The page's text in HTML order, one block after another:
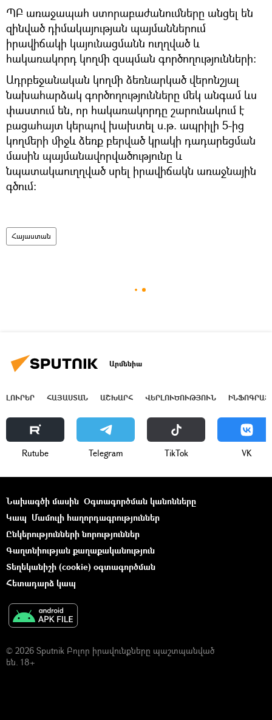
ՊԲ առաջապահ ստորաբաժանումները անցել են
զինված դիմակայության պայմաններում
իրավիճակի կայունացմանն ուղղված և
հակառակորդ կողմի զսպման գործողությունների:
Ադրբեջանական կողմի ձեռնարկած վերոնշյալ
նախահարձակ գործողությունները մեկ անգամ ևս
փաստում են, որ հակառակորդը շարունակում է
բացահայտ կերպով խախտել ս.թ. ապրիլի 5-ից
կողմերի միջև ձեռք բերված կրակի դադարեցման
մասին պայմանավորվածությունը և
նպատակաուղղված սրել իրավիճակն առաջնային
գծում:
Հայաստան
Արմենիա
ԼՈՒՐԵՐ ՀԱՅԱՍՏԱՆ ԱՇԽԱՐՀ ՎԵՐԼՈՒԾՈՒԹՅՈՒՆ
Rutube Telegram ТikТоk VK
Նախագծի մասին Օգտագործման կանոնները
Կապ Մամուլի հաղորդագրություններ
Ընկերությունների նորություններ
Գաղտնիության քաղաքականություն
Տեղեկանիշի (cookie) օգտագործման
Հետադարձ կապ
© 2026 Sputnik Բոլոր իրավունքները պաշտպանված
են. 18+